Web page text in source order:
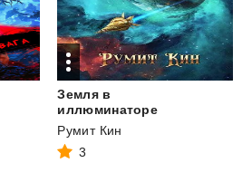
Земля в
иллюминаторе
Румит Кин
3